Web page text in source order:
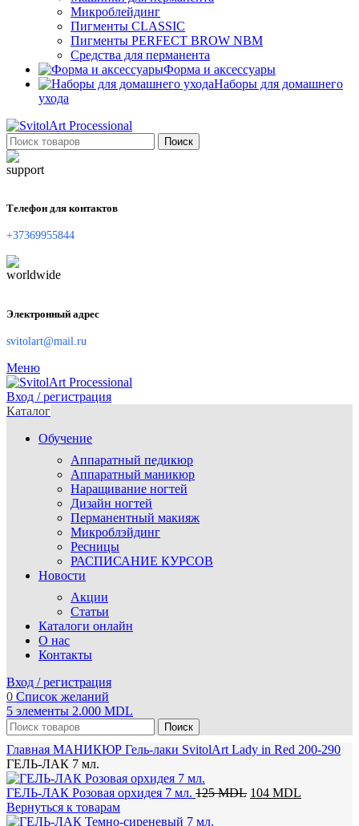
Микроблейдинг
Пигменты CLASSIC
Пигменты PERFECT BROW NBM
Средства для перманента
Форма и аксессуары
Наборы для домашнего
ухода
Поиск
Телефон для контактов
+37369955844
Электронный адрес
svitolart@mail.ru
Меню
Вход / регистрация
Каталог
Обучение
Аппаратный педикюр
Аппаратный маникюр
Наращивание ногтей
Дизайн ногтей
Перманентный макияж
Микроблэйдинг
Ресницы
РАСПИСАНИЕ КУРСОВ
Новости
Акции
Статьи
Каталоги онлайн
О нас
Контакты
Вход / регистрация
0 Список желаний
5 элементы 2.000 MDL
Поиск
Главная МАНИКЮР Гель-лаки SvitolArt Lady in Red 200-290
ГЕЛЬ-ЛАК 7 мл.
ГЕЛЬ-ЛАК Розовая орхидея 7 мл. 125MDL Первоначальная
104 MDL
Вернуться к товарам